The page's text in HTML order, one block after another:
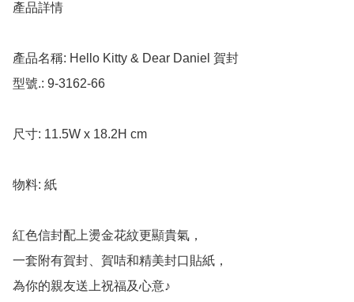
產品詳情
產品名稱: Hello Kitty & Dear Daniel 賀封
型號.: 9-3162-66
尺寸: 11.5W x 18.2H cm
物料: 紙
紅色信封配上燙金花紋更顯貴氣，
一套附有賀封、賀咭和精美封口貼紙，
為你的親友送上祝福及心意♪